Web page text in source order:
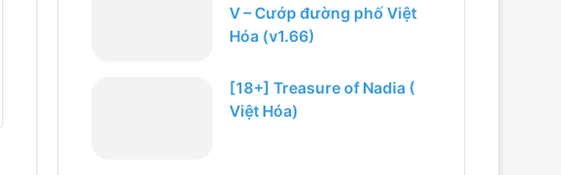
V – Cướp đường phố Việt
Hóa (v1.66)
[18+] Treasure of Nadia (
Việt Hóa)